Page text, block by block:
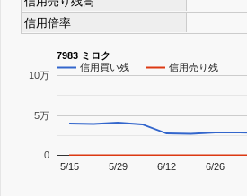
信用倍率
7983 ミロク
信用買い残
信用売り残
5/15 5/29 6/12 6/26
0
5万
10万